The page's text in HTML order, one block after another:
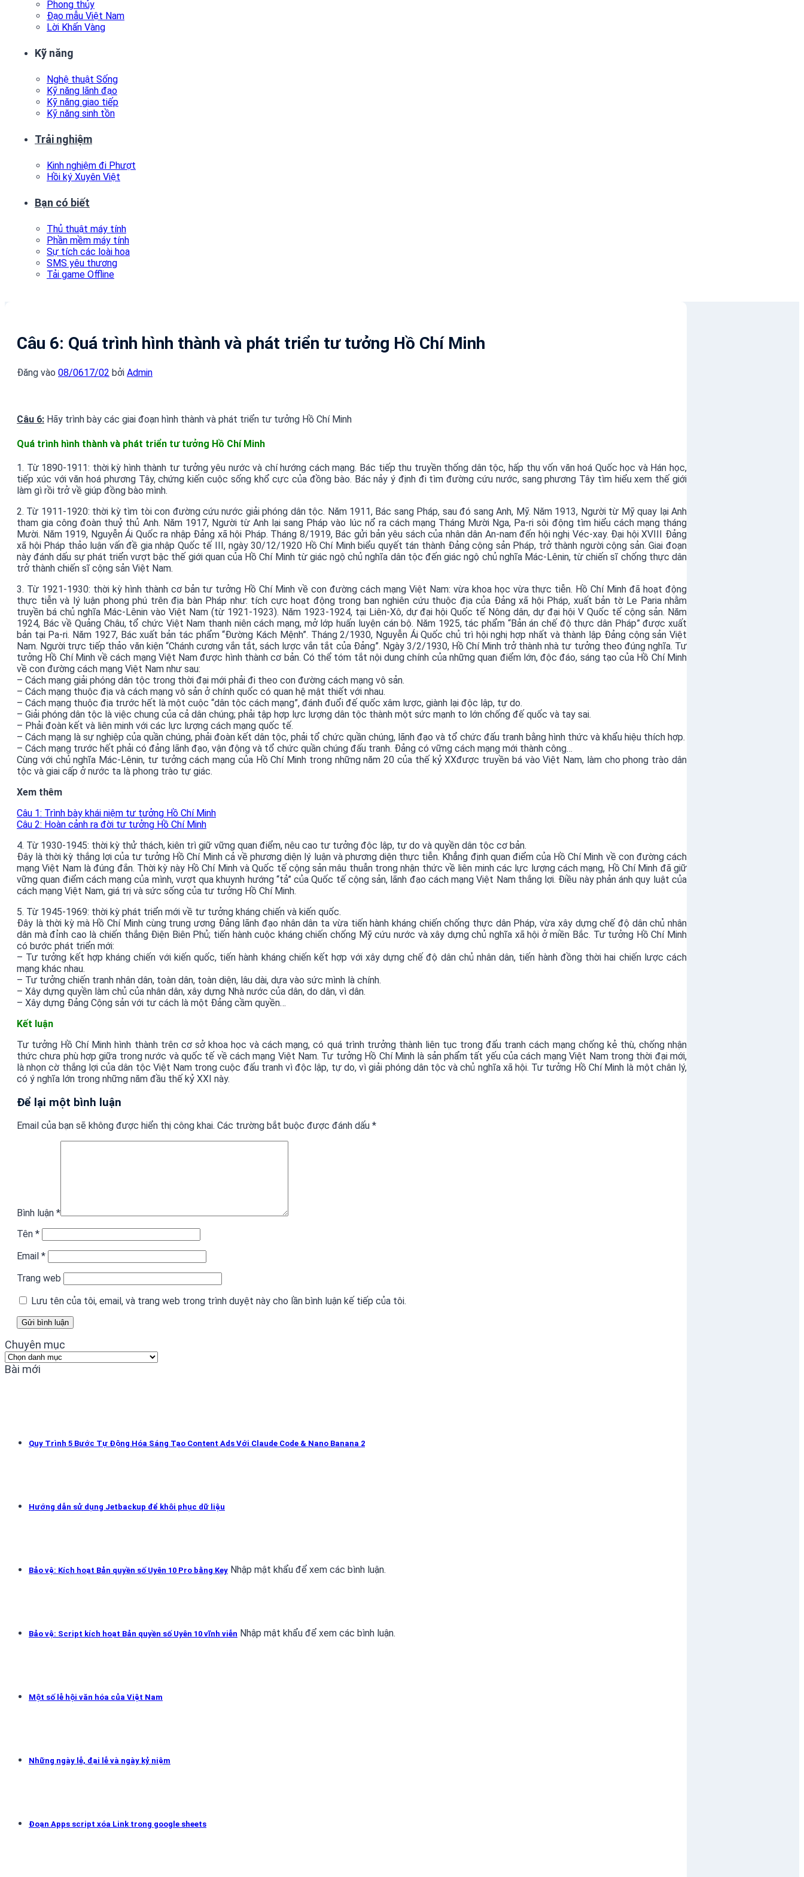
Phong thủy
Đạo mẫu Việt Nam
Lời Khấn Vàng
Kỹ năng
Nghệ thuật Sống
Kỹ năng lãnh đạo
Kỹ năng giao tiếp
Kỹ năng sinh tồn
Trải nghiệm
Kinh nghiệm đi Phượt
Hồi ký Xuyên Việt
Bạn có biết
Thủ thuật máy tính
Phần mềm máy tính
Sự tích các loài hoa
SMS yêu thương
Tải game Offline
Câu 6: Quá trình hình thành và phát triển tư tưởng Hồ Chí Minh
Đăng vào 08/0617/02 bởi Admin
Câu 6: Hãy trình bày các giai đoạn hình thành và phát triển tư tưởng Hồ Chí Minh
Quá trình hình thành và phát triển tư tưởng Hồ Chí Minh
1. Từ 1890-1911: thời kỳ hình thành tư tưởng yêu nước và chí hướng cách mạng. Bác tiếp thu truyền thống dân tộc, hấp thụ vốn văn hoá Quốc học và Hán học,
tiếp xúc với văn hoá phương Tây, chứng kiến cuộc sống khổ cực của đồng bào. Bác nảy ý định đi tìm đường cứu nước, sang phương Tây tìm hiểu xem thế giới
làm gì rồi trở về giúp đồng bào mình.
2. Từ 1911-1920: thời kỳ tìm tòi con đường cứu nước giải phóng dân tộc. Năm 1911, Bác sang Pháp, sau đó sang Anh, Mỹ. Năm 1913, Người từ Mỹ quay lại Anh
tham gia công đoàn thuỷ thủ Anh. Năm 1917, Người từ Anh lại sang Pháp vào lúc nổ ra cách mạng Tháng Mười Nga, Pa-ri sôi động tìm hiểu cách mạng tháng
Mười. Năm 1919, Nguyễn Ái Quốc ra nhập Đảng xã hội Pháp. Tháng 8/1919, Bác gửi bản yêu sách của nhân dân An-nam đến hội nghị Véc-xay. Đại hội XVIII Đảng
xã hội Pháp thảo luận vấn đề gia nhập Quốc tế III, ngày 30/12/1920 Hồ Chí Minh biểu quyết tán thành Đảng cộng sản Pháp, trở thành người cộng sản. Giai đoạn
này đánh dấu sự phát triển vượt bậc thế giới quan của Hồ Chí Minh từ giác ngộ chủ nghĩa dân tộc đến giác ngộ chủ nghĩa Mác-Lênin, từ chiến sĩ chống thực dân
trở thành chiến sĩ cộng sản Việt Nam.
3. Từ 1921-1930: thời kỳ hình thành cơ bản tư tưởng Hồ Chí Minh về con đường cách mạng Việt Nam: vừa khoa học vừa thực tiễn. Hồ Chí Minh đã hoạt động
thực tiễn và lý luận phong phú trên địa bàn Pháp như: tích cực hoạt động trong ban nghiên cứu thuộc địa của Đảng xã hội Pháp, xuất bản tờ Le Paria nhằm
truyền bá chủ nghĩa Mác-Lênin vào Việt Nam (từ 1921-1923). Năm 1923-1924, tại Liên-Xô, dự đại hội Quốc tế Nông dân, dự đại hội V Quốc tế cộng sản. Năm
1924, Bác về Quảng Châu, tổ chức Việt Nam thanh niên cách mạng, mở lớp huấn luyện cán bộ. Năm 1925, tác phẩm “Bản án chế độ thực dân Pháp” được xuất
bản tại Pa-ri. Năm 1927, Bác xuất bản tác phẩm “Đường Kách Mệnh”. Tháng 2/1930, Nguyễn Ái Quốc chủ trì hội nghị hợp nhất và thành lập Đảng cộng sản Việt
Nam. Người trực tiếp thảo văn kiện “Chánh cương vắn tắt, sách lược vắn tắt của Đảng”. Ngày 3/2/1930, Hồ Chí Minh trở thành nhà tư tưởng theo đúng nghĩa. Tư
tưởng Hồ Chí Minh về cách mạng Việt Nam được hình thành cơ bản. Có thể tóm tắt nội dung chính của những quan điểm lớn, độc đáo, sáng tạo của Hồ Chí Minh
về con đường cách mạng Việt Nam như sau:
– Cách mạng giải phóng dân tộc trong thời đại mới phải đi theo con đường cách mạng vô sản.
– Cách mạng thuộc địa và cách mạng vô sản ở chính quốc có quan hệ mật thiết với nhau.
– Cách mạng thuộc địa trước hết là một cuộc “dân tộc cách mạng”, đánh đuổi đế quốc xâm lược, giành lại độc lập, tự do.
– Giải phóng dân tộc là việc chung của cả dân chúng; phải tập hợp lực lượng dân tộc thành một sức mạnh to lớn chống đế quốc và tay sai.
– Phải đoàn kết và liên minh với các lực lượng cách mạng quốc tế.
– Cách mạng là sự nghiệp của quần chúng, phải đoàn kết dân tộc, phải tổ chức quần chúng, lãnh đạo và tổ chức đấu tranh bằng hình thức và khẩu hiệu thích hợp.
– Cách mạng trước hết phải có đảng lãnh đạo, vận động và tổ chức quần chúng đấu tranh. Đảng có vững cách mạng mới thành công…
Cùng với chủ nghĩa Mác-Lênin, tư tưởng cách mạng của Hồ Chí Minh trong những năm 20 của thế kỷ XXđược truyền bá vào Việt Nam, làm cho phong trào dân
tộc và giai cấp ở nước ta là phong trào tự giác.
Xem thêm
Câu 1: Trình bày khái niệm tư tưởng Hồ Chí Minh
Câu 2: Hoàn cảnh ra đời tư tưởng Hồ Chí Minh
4. Từ 1930-1945: thời kỳ thử thách, kiên trì giữ vững quan điểm, nêu cao tư tưởng độc lập, tự do và quyền dân tộc cơ bản.
Đây là thời kỳ thắng lợi của tư tưởng Hồ Chí Minh cả về phương diện lý luận và phương diện thực tiễn. Khẳng định quan điểm của Hồ Chí Minh về con đường cách
mạng Việt Nam là đúng đắn. Thời kỳ này Hồ Chí Minh và Quốc tế cộng sản mâu thuẫn trong nhận thức về liên minh các lực lượng cách mạng, Hồ Chí Minh đã giữ
vững quan điểm cách mạng của mình, vượt qua khuynh hướng “tả” của Quốc tế cộng sản, lãnh đạo cách mạng Việt Nam thắng lợi. Điều này phản ánh quy luật của
cách mạng Việt Nam, giá trị và sức sống của tư tưởng Hồ Chí Minh.
5. Từ 1945-1969: thời kỳ phát triển mới về tư tưởng kháng chiến và kiến quốc.
Đây là thời kỳ mà Hồ Chí Minh cùng trung ương Đảng lãnh đạo nhân dân ta vừa tiến hành kháng chiến chống thực dân Pháp, vừa xây dựng chế độ dân chủ nhân
dân mà đỉnh cao là chiến thắng Điện Biên Phủ; tiến hành cuộc kháng chiến chống Mỹ cứu nước và xây dựng chủ nghĩa xã hội ở miền Bắc. Tư tưởng Hồ Chí Minh
có bước phát triển mới:
– Tư tưởng kết hợp kháng chiến với kiến quốc, tiến hành kháng chiến kết hợp với xây dựng chế độ dân chủ nhân dân, tiến hành đồng thời hai chiến lược cách
mạng khác nhau.
– Tư tưởng chiến tranh nhân dân, toàn dân, toàn diện, lâu dài, dựa vào sức mình là chính.
– Xây dựng quyền làm chủ của nhân dân, xây dựng Nhà nước của dân, do dân, vì dân.
– Xây dựng Đảng Cộng sản với tư cách là một Đảng cầm quyền…
Kết luận
Tư tưởng Hồ Chí Minh hình thành trên cơ sở khoa học và cách mạng, có quá trình trưởng thành liên tục trong đấu tranh cách mạng chống kẻ thù, chống nhận
thức chưa phù hợp giữa trong nước và quốc tế về cách mạng Việt Nam. Tư tưởng Hồ Chí Minh là sản phẩm tất yếu của cách mạng Việt Nam trong thời đại mới,
là nhọn cờ thắng lợi của dân tộc Việt Nam trong cuộc đấu tranh vì độc lập, tự do, vì giải phóng dân tộc và chủ nghĩa xã hội. Tư tưởng Hồ Chí Minh là một chân lý,
có ý nghĩa lớn trong những năm đầu thế kỷ XXI này.
Để lại một bình luận
Email của bạn sẽ không được hiển thị công khai. Các trường bắt buộc được đánh dấu *
Bình luận *
Tên *
Email *
Trang web
Lưu tên của tôi, email, và trang web trong trình duyệt này cho lần bình luận kế tiếp của tôi.
Chuyên mục
Chuyên
mục
Bài mới
Quy Trình 5 Bước Tự Động Hóa Sáng Tạo Content Ads Với Claude Code & Nano Banana 2
Hướng dẫn sử dụng Jetbackup để khôi phục dữ liệu
Bảo vệ: Kích hoạt Bản quyền số Uyên 10 Pro bằng Key Nhập mật khẩu để xem các bình luận.
Bảo vệ: Script kích hoạt Bản quyền số Uyên 10 vĩnh viễn Nhập mật khẩu để xem các bình luận.
Một số lễ hội văn hóa của Việt Nam
Những ngày lễ, đại lễ và ngày kỷ niệm
Đoạn Apps script xóa Link trong google sheets